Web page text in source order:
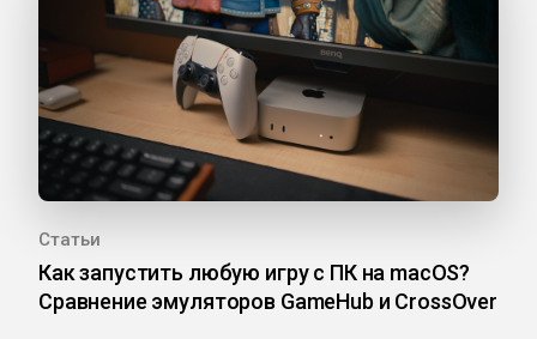
Статьи
Как запустить любую игру с ПК на macOS?
Сравнение эмуляторов GameHub и CrossOver